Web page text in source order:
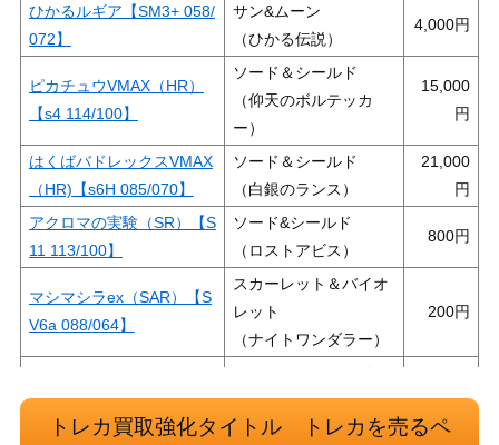
ひかるルギア【SM3+ 058/
072】
サン&ムーン
（ひかる伝説）
4,000
ピカチュウVMAX（HR）
【s4 114/100】
ソード＆シールド
（仰天のボルテッカ
ー）
15,000
はくばバドレックスVMAX
（HR)【s6H 085/070】
ソード＆シールド
（白銀のランス）
21,000
アクロマの実験（SR）【S
11 113/100】
ソード&シールド
（ロストアビス）
800
マシマシラex（SAR）【S
V6a 088/064】
スカーレット＆バイオ
レット
（ナイトワンダラー）
200
ピカチュウex（PROMO）
【WCS23 001/030】
スカーレット＆バイオ
レット
（PROMO（プロモ）/
トレカ買取強化タイトル トレカを売るペ